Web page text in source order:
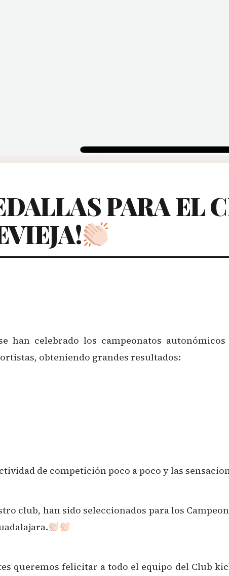
PARA EL
han celebrado los campeonatos
obteniendo grandes resultados:
de competición poco a poco y las
club, han sido seleccionados para los
queremos felicitar a todo el equipo del Club